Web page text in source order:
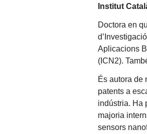
Institut
Doctora en
Aplicacions
(ICN2).
És autora de
patents a
indústria. Ha
majoria
sensors